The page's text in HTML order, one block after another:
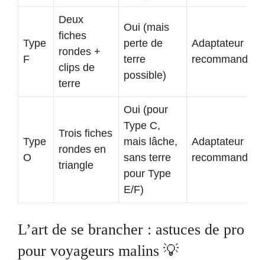
Type
F
Deux
fiches
rondes +
clips de
terre
Oui (mais
perte de
terre
possible)
Adaptateur
recommandé
Type
O
Trois fiches
rondes en
triangle
Oui (pour
Type C,
mais lâche,
sans terre
pour Type
E/F)
Adaptateur
recommandé
L’art de se brancher : astuces de pro
pour voyageurs malins 💡